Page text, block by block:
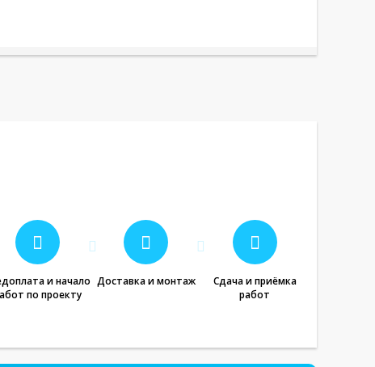
и начало
по проекту
Доставка и монтаж
Сдача и приёмка
работ